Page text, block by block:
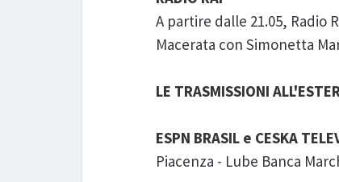
A partire dalle 21.05, Radio
Macerata con Simonetta
LE TRASMISSIONI
ESPN BRASIL e CESKA
Piacenza - Lube Banca